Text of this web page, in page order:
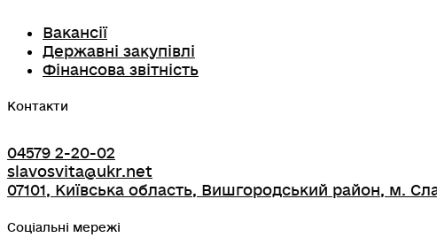
Вакансії
Державні закупівлі
Фінансова звітність
Контакти
04579 2-20-02
slavosvita@ukr.net
07101, Київська область, Вишгородський район, м.
Соціальні мережі